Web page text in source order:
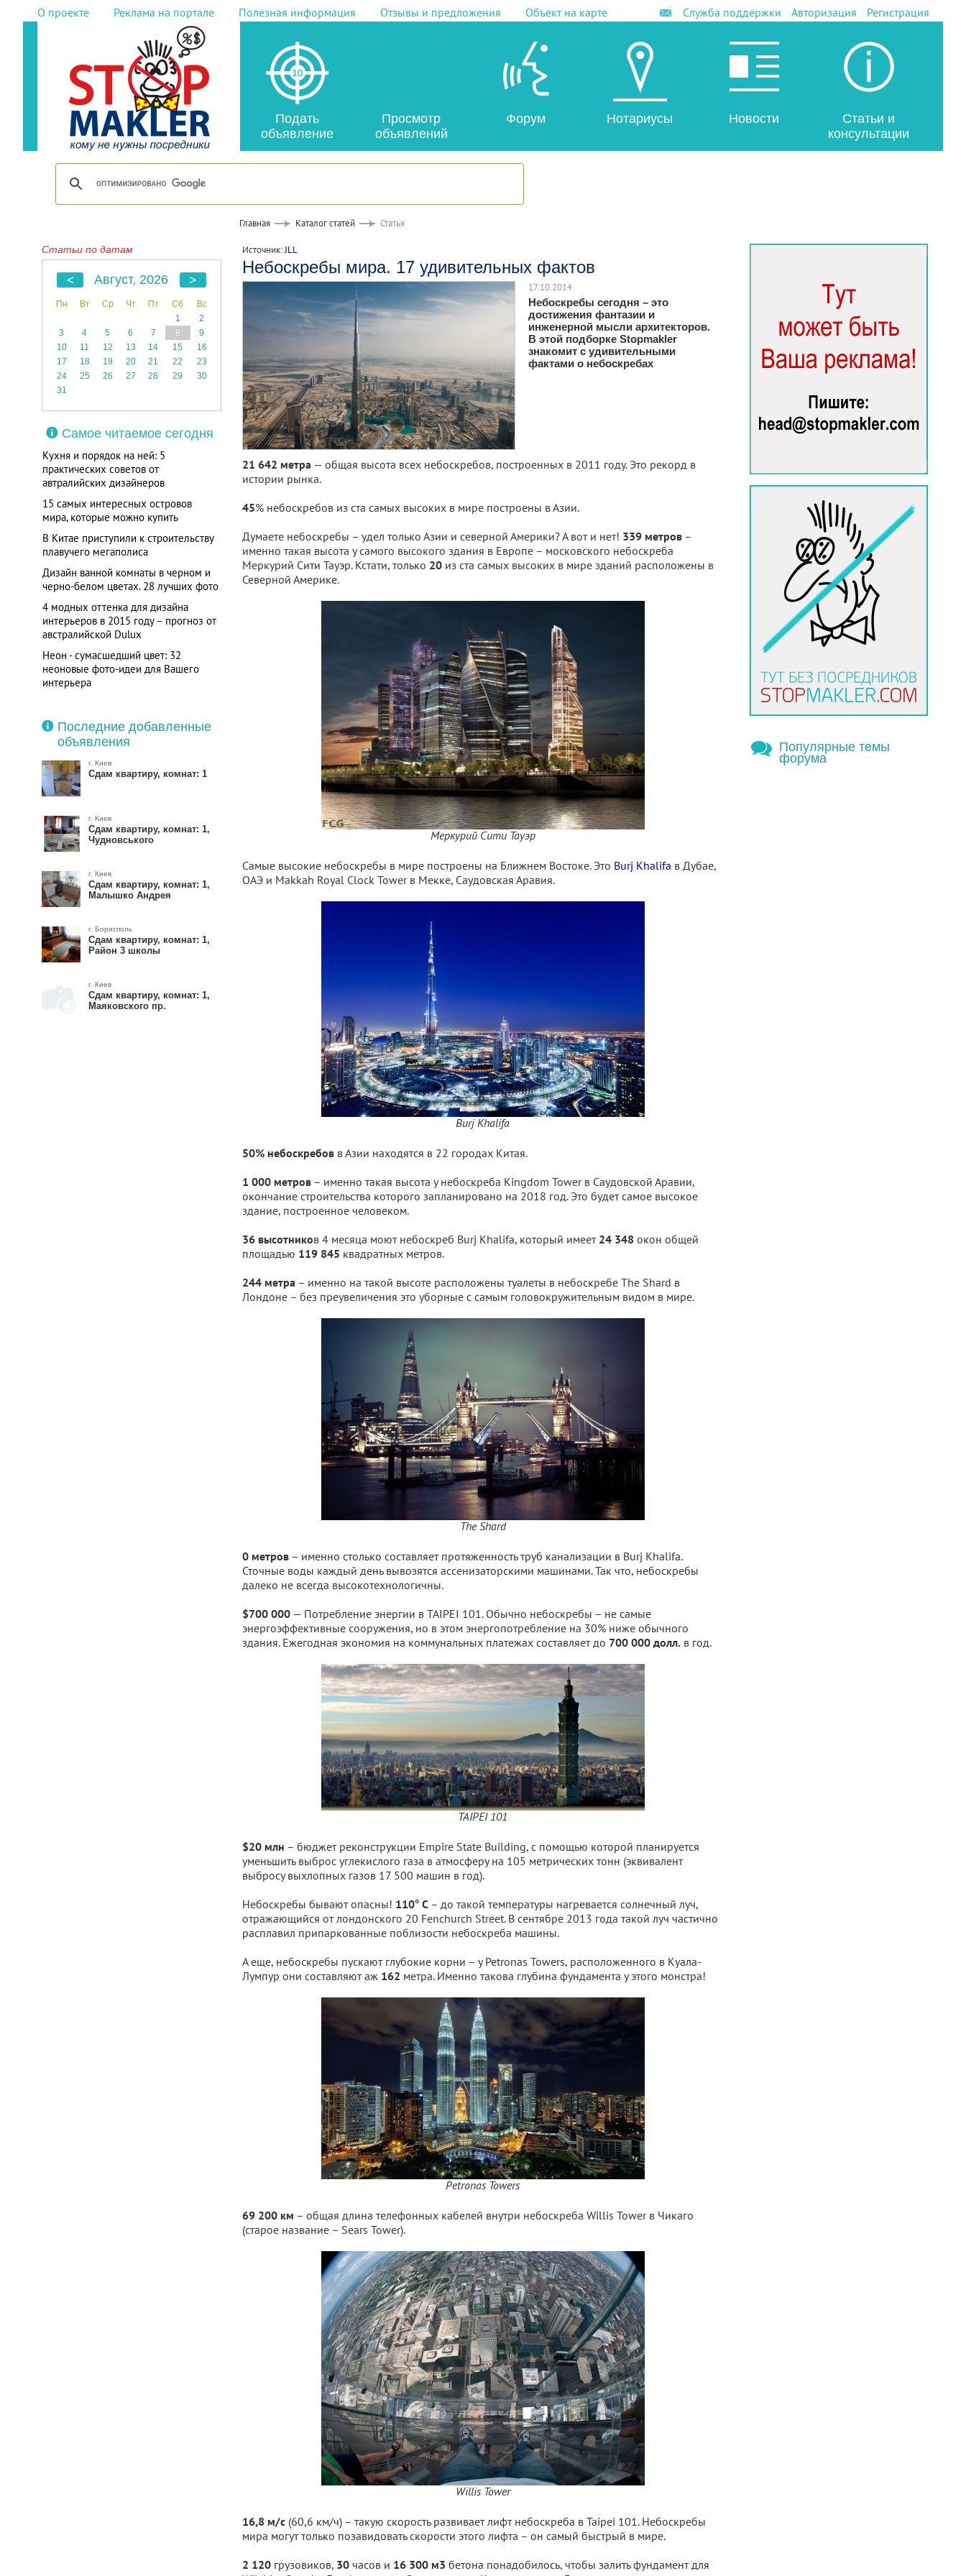
О проекте Реклама на портале Полезная информация Отзывы и предложения Объект на карте Служба поддержки Авторизация Регистрация
Подать
объявление
Просмотр
объявлений
Форум Нотариусы Новости
Статьи и
консультации
Главная Каталог статей Статья
Статьи по датам
Август, 2026
Пн Вт Ср Чт Пт Сб
Вс
1
2
3
4 5 6 7 8
9
10
11 12 13 14 15
16
17
18 19 20 21 22
23
24
25 26 27 28 29
30
31
Самое читаемое сегодня
Кухня и порядок на ней: 5
практических советов от
автралийских дизайнеров
15 самых интересных островов
мира, которые можно купить
В Китае приступили к строительству
плавучего мегаполиса
Дизайн ванной комнаты в черном и
черно-белом цветах. 28 лучших фото
4 модных оттенка для дизайна
интерьеров в 2015 году – прогноз от
австралийской Dulux
Неон - сумасшедший цвет: 32
неоновые фото-идеи для Вашего
интерьера
Последние добавленные
объявления
г. Киев
Сдам квартиру, комнат: 1
г. Киев
Сдам квартиру, комнат: 1,
Чудновського
г. Киев
Сдам квартиру, комнат: 1,
Малышко Андрея
г. Борисполь
Сдам квартиру, комнат: 1,
Район 3 школы
г. Киев
Сдам квартиру, комнат: 1,
Маяковского пр.
Источник:JLL
Небоскребы мира. 17 удивительных фактов
17.10.2014
Небоскребы сегодня – это
достижения фантазии и
инженерной мысли архитекторов.
В этой подборке Stopmakler
знакомит с удивительными
фактами о небоскребах
21 642 метра— общая высота всех небоскребов, построенных в 2011 году. Это рекорд в
истории рынка.
45% небоскребов из ста самых высоких в мире построены в Азии.
Думаете небоскребы – удел только Азии и северной Америки? А вот и нет! 339 метров–
именно такая высота у самого высокого здания в Европе – московского небоскреба
Меркурий Сити Тауэр. Кстати, только 20 из ста самых высоких в мире зданий расположены в
Северной Америке.
Меркурий Сити Тауэр
Самые высокие небоскребы в мире построены на Ближнем Востоке. Это Burj Khalifa в Дубае,
ОАЭ и Makkah Royal Clock Tower в Мекке, Саудовская Аравия.
Burj Khalifa
50% небоскребовв Азии находятся в 22 городах Китая.
1 000 метров– именно такая высота у небоскреба Kingdom Tower в Саудовской Аравии,
окончание строительства которого запланировано на 2018 год. Это будет самое высокое
здание, построенное человеком.
36 высотников 4 месяца моют небоскреб Burj Khalifa, который имеет 24 348 окон общей
площадью 119 845 квадратных метров.
244 метра– именно на такой высоте расположены туалеты в небоскребе The Shard в
Лондоне – без преувеличения это уборные с самым головокружительным видом в мире.
The Shard
0 метров– именно столько составляет протяженность труб канализации в Burj Khalifa.
Сточные воды каждый день вывозятся ассенизаторскими машинами. Так что, небоскребы
далеко не всегда высокотехнологичны.
$700 000— Потребление энергии в TAIPEI 101. Обычно небоскребы – не самые
энергоэффективные сооружения, но в этом энергопотребление на 30% ниже обычного
здания. Ежегодная экономия на коммунальных платежах составляет до 700 000 долл. в год.
TAIPEI 101
$20 млн – бюджет реконструкции Empire State Building, с помощью которой планируется
уменьшить выброс углекислого газа в атмосферу на 105 метрических тонн (эквивалент
выбросу выхлопных газов 17 500 машин в год).
Небоскребы бывают опасны! 110° C– до такой температуры нагревается солнечный луч,
отражающийся от лондонского 20 Fenchurch Street. В сентябре 2013 года такой луч частично
расплавил припаркованные поблизости небоскреба машины.
А еще, небоскребы пускают глубокие корни – у Petronas Towers, расположенного в Куала-
Лумпур они составляют аж 162 метра. Именно такова глубина фундамента у этого монстра!
Petronas Towers
69 200 км – общая длина телефонных кабелей внутри небоскреба Willis Tower в Чикаго
(старое название – Sears Tower).
Willis Tower
16,8 м/с(60,6 км/ч) – такую скорость развивает лифт небоскреба в Taipei 101. Небоскребы
мира могут только позавидовать скорости этого лифта – он самый быстрый в мире.
2 120грузовиков, 30часов и 16 300 м3 бетона понадобилось, чтобы залить фундамент для
Популярные темы
форума